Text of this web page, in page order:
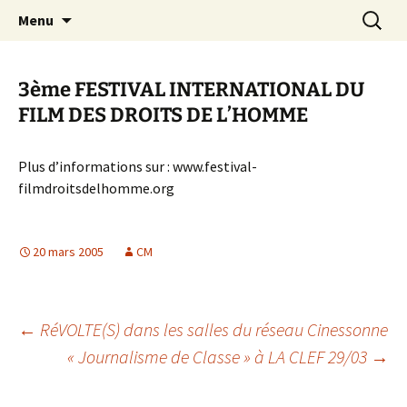
Canal Marches
Menu
3ème FESTIVAL INTERNATIONAL DU
FILM DES DROITS DE L’HOMME
Plus d’informations sur : www.festival-
filmdroitsdelhomme.org
20 mars 2005 CM
Navigation
← RéVOLTE(S) dans les salles du réseau Cinessonne
« Journalisme de Classe » à LA CLEF 29/03 →